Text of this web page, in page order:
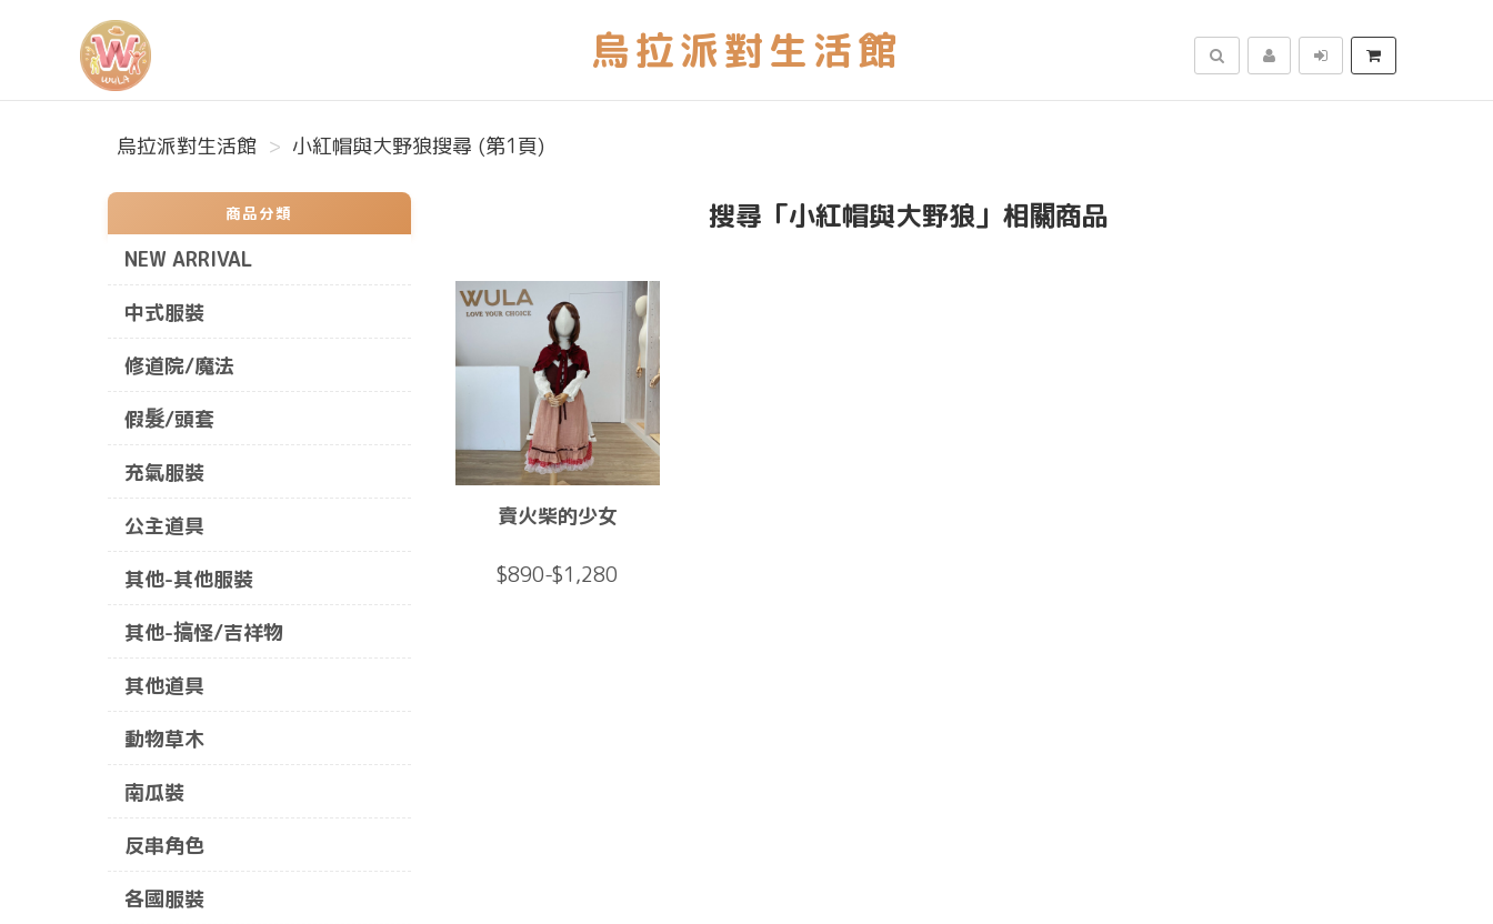
烏拉派對生活館
搜尋
烏拉派對生活館 小紅帽與大野狼搜尋 (第1頁)
商品分類
NEW ARRIVAL
中式服裝
修道院/魔法
假髮/頭套
充氣服裝
公主道具
其他-其他服裝
其他-搞怪/吉祥物
其他道具
動物草木
南瓜裝
反串角色
各國服裝
搜尋「小紅帽與大野狼」相關商品
賣火柴的少女
$890-$1,280